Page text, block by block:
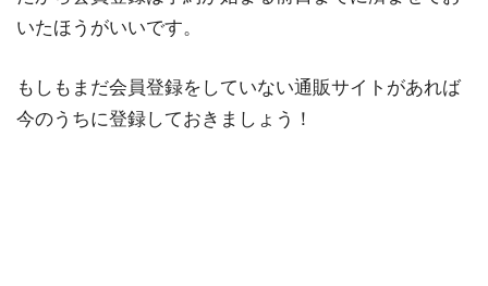
いたほうがいいです。
もしもまだ会員登録をしていない通販サイトがあれば
今のうちに登録しておきましょう！